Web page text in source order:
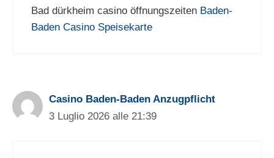
Bad dürkheim casino öffnungszeiten Baden-
Baden Casino Speisekarte
Casino Baden-Baden Anzugpflicht
3 Luglio 2026 alle 21:39